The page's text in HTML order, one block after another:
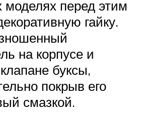
моделях перед этим
гайку.
на корпусе и
буксы,
покрыв его
смазкой.